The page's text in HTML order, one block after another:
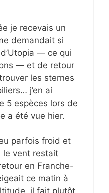
je recevais un
demandait si
d’Utopia — ce qui
— et de retour
les sternes
j’en ai
5 espèces lors de
a été vue hier.
parfois froid et
le vent restait
en Franche-
ce matin à
il fait plutôt